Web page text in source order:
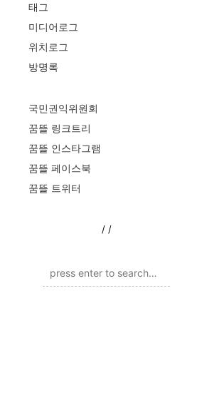
태그
미디어로그
위치로그
방명록
국민권익위원회
꿈뜰 링크트리
꿈뜰 인스타그램
꿈뜰 페이스북
꿈뜰 트위터
/ /